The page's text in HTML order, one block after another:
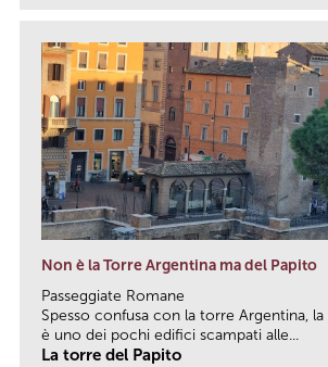
Non è la Torre Argentina ma del Papito
Passeggiate Romane
Spesso confusa con la torre Argentina,
è uno dei pochi edifici scampati alle...
La torre del Papito